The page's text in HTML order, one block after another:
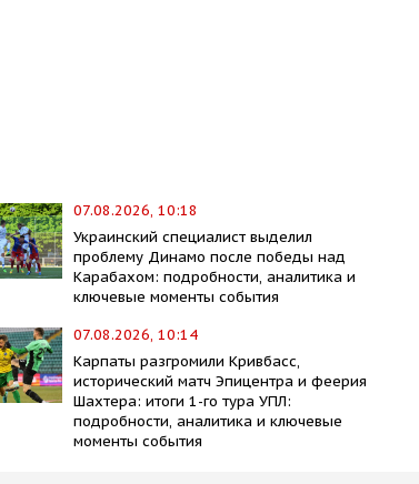
07.08.2026, 10:18
Украинский специалист выделил
проблему Динамо после победы над
Карабахом: подробности, аналитика и
ключевые моменты события
07.08.2026, 10:14
Карпаты разгромили Кривбасс,
исторический матч Эпицентра и феерия
Шахтера: итоги 1-го тура УПЛ:
подробности, аналитика и ключевые
моменты события